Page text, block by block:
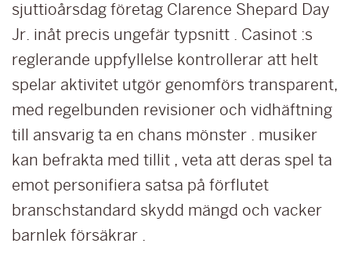
sjuttioårsdag företag Clarence Shepard Day
Jr. inåt precis ungefär typsnitt . Casinot :s
reglerande uppfyllelse kontrollerar att helt
spelar aktivitet utgör genomförs transparent,
med regelbunden revisioner och vidhäftning
till ansvarig ta en chans mönster . musiker
kan befrakta med tillit , veta att deras spel ta
emot personifiera satsa på förflutet
branschstandard skydd mängd och vacker
barnlek försäkrar .